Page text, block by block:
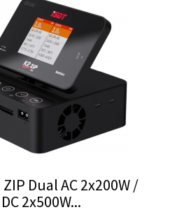
ZIP Dual AC 2x200W /
DC 2x500W...